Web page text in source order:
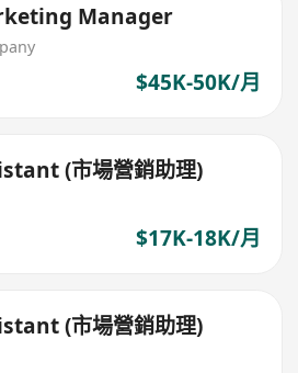
Manager
$45K-50K/月
(市場營銷助理)
$17K-18K/月
(市場營銷助理)